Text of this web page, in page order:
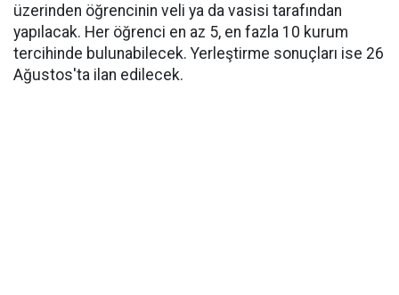
üzerinden öğrencinin veli ya da vasisi tarafından
yapılacak. Her öğrenci en az 5, en fazla 10 kurum
tercihinde bulunabilecek. Yerleştirme sonuçları ise 26
Ağustos'ta ilan edilecek.